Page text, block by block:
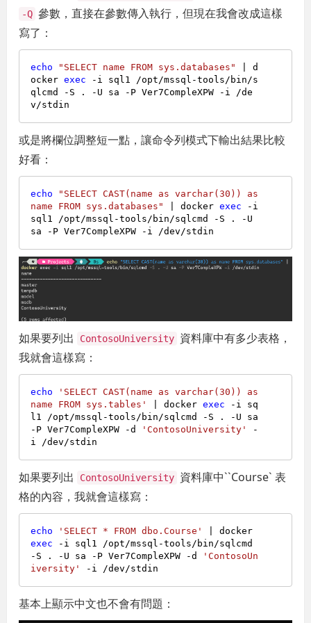
-Q 參數，直接在參數傳入執行，但現在我會改成這樣
寫了：
echo "SELECT name FROM sys.databases"
| d
ocker exec -i sql1 /opt/mssql-tools/bin/s
qlcmd -S . -U sa -P Ver7CompleXPW -i /de
或是將欄位調整短一點，讓命令列模式下輸出結果比較
好看：
echo
"SELECT CAST(name as varchar(30)) as
name FROM sys.databases"
| docker exec -i
sql1 /opt/mssql-tools/bin/sqlcmd -S . -U
如果要列出 ContosoUniversity 資料庫中有多少表格，
我就會這樣寫：
echo
'SELECT CAST(name as varchar(30)) as
name FROM sys.tables'
| docker exec -i sq
l1 /opt/mssql-tools/bin/sqlcmd -S . -U sa
-P Ver7CompleXPW -d
'ContosoUniversity'
-
如果要列出 ContosoUniversity 資料庫中``Course` 表
格的內容，我就會這樣寫：
echo 'SELECT * FROM dbo.Course'
exec -i sql1 /opt/mssql-tools/bin/sqlcmd
-S . -U sa -P Ver7CompleXPW -d
'ContosoUn
iversity'
基本上顯示中文也不會有問題：